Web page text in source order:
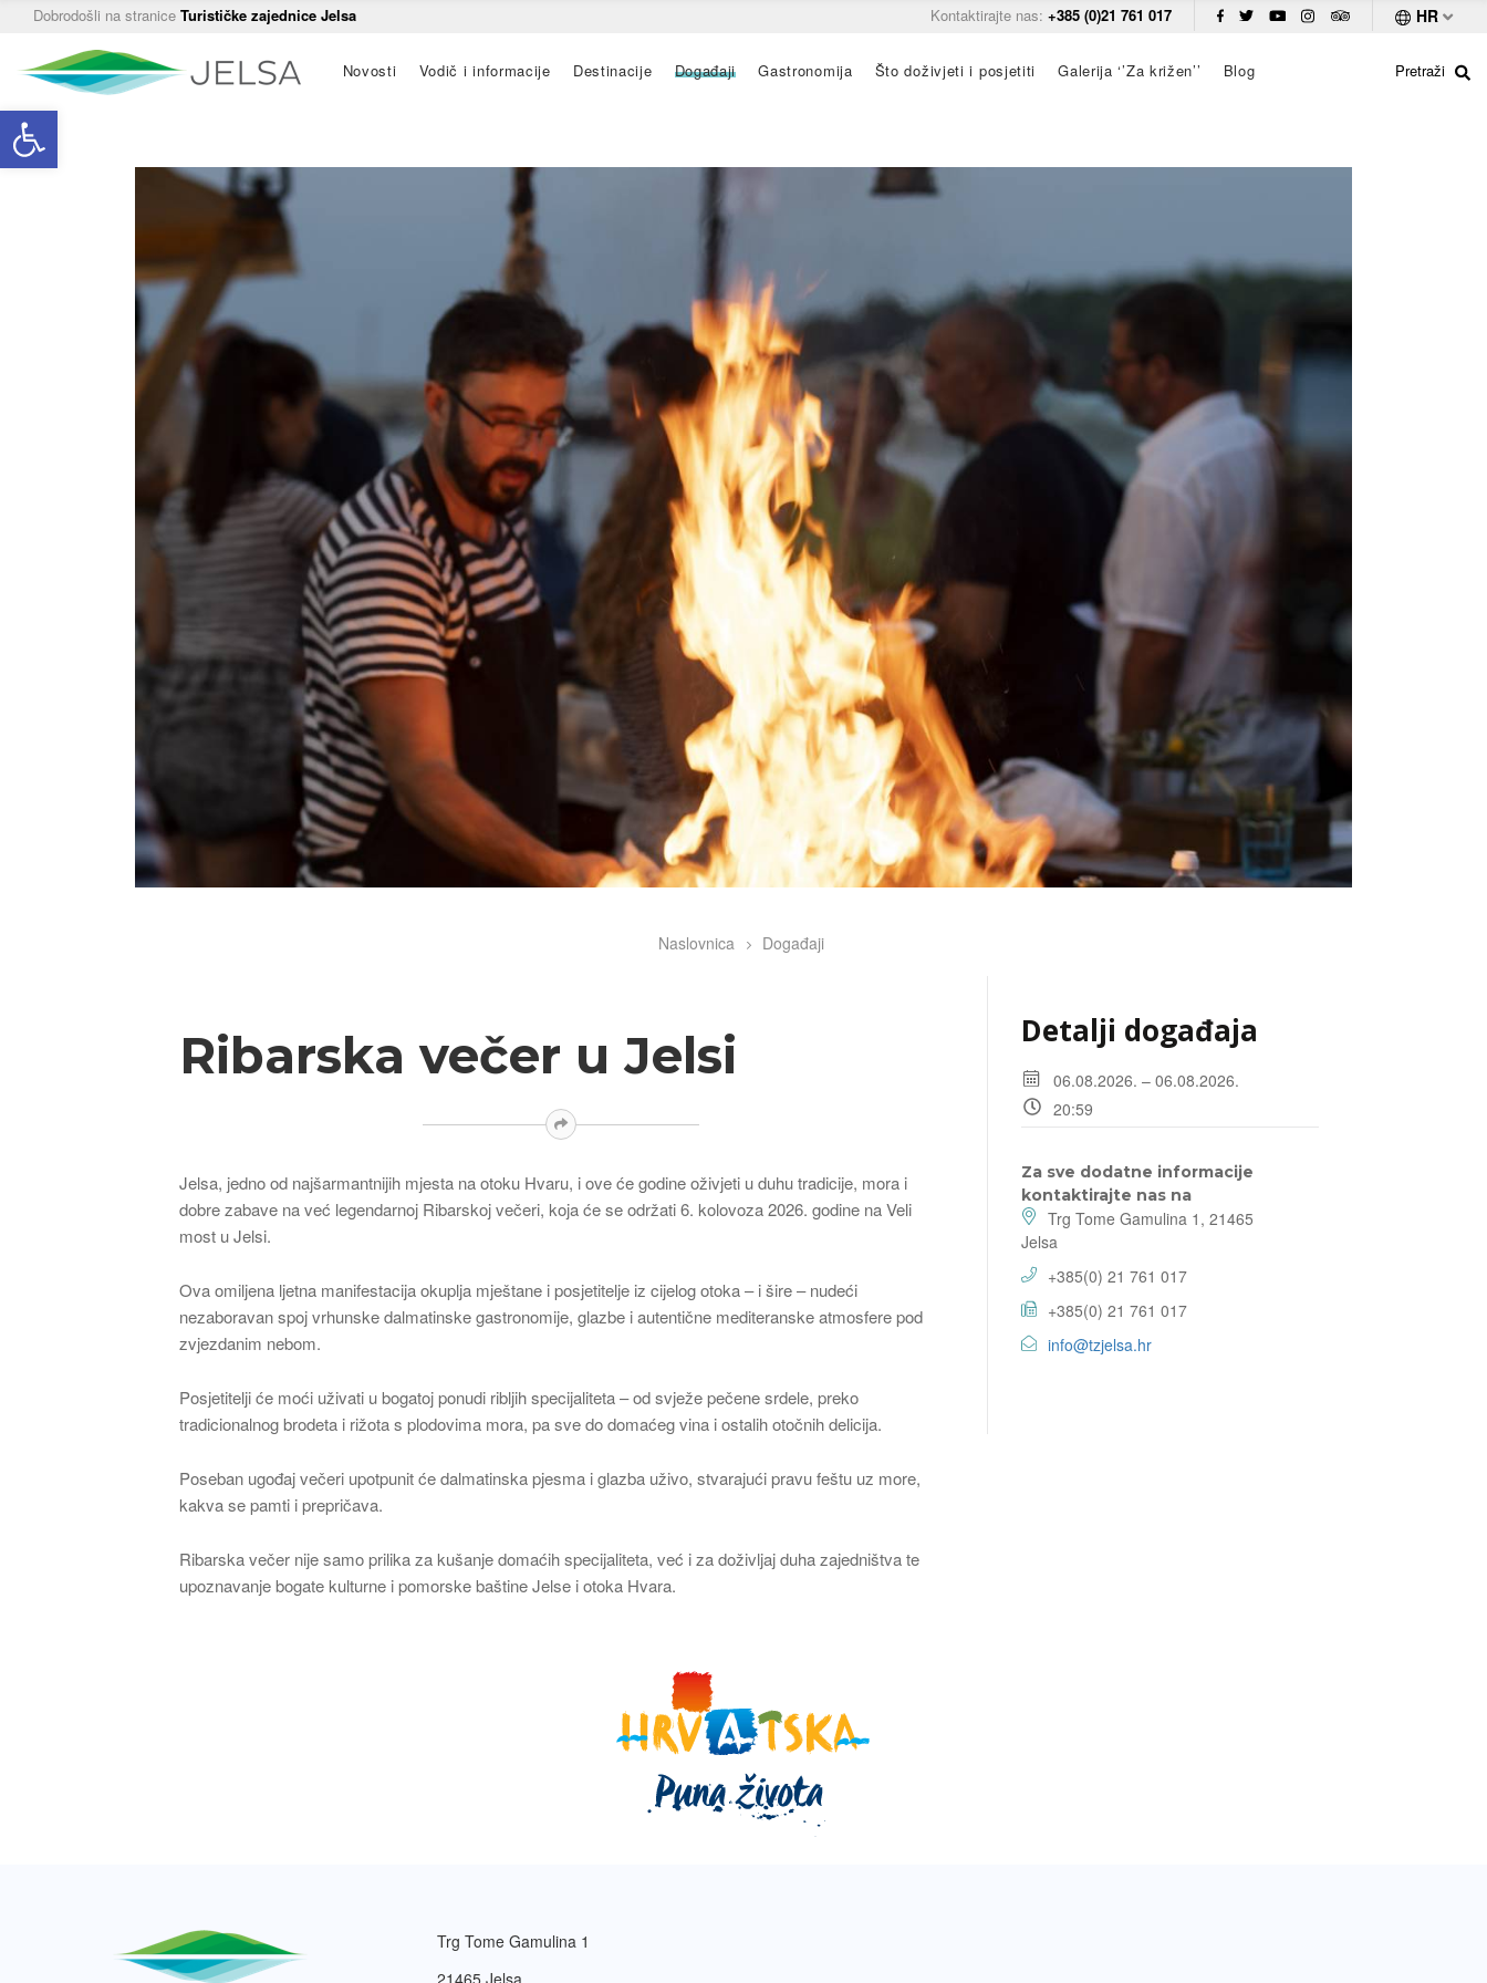
Open toolbar
Dobrodošli na stranice Turističke zajednice Jelsa HR
Kontaktirajte nas: +385 (0)21 761 017
Pretraži
Main
Novosti Vodič i informacije Destinacije Događaji Gastronomija Što doživjeti i posjetiti Galerija ‘’Za križen’’ Blog
Naslovnica Događaji
Ribarska večer u Jelsi
Jelsa, jedno od najšarmantnijih mjesta na otoku Hvaru, i ove će godine oživjeti u duhu tradicije, mora i
dobre zabave na već legendarnoj Ribarskoj večeri, koja će se održati 6. kolovoza 2026. godine na Veli
most u Jelsi.
Ova omiljena ljetna manifestacija okuplja mještane i posjetitelje iz cijelog otoka – i šire – nudeći
nezaboravan spoj vrhunske dalmatinske gastronomije, glazbe i autentične mediteranske atmosfere pod
zvjezdanim nebom.
Posjetitelji će moći uživati u bogatoj ponudi ribljih specijaliteta – od svježe pečene srdele, preko
tradicionalnog brodeta i rižota s plodovima mora, pa sve do domaćeg vina i ostalih otočnih delicija.
Poseban ugođaj večeri upotpunit će dalmatinska pjesma i glazba uživo, stvarajući pravu feštu uz more,
kakva se pamti i prepričava.
Ribarska večer nije samo prilika za kušanje domaćih specijaliteta, već i za doživljaj duha zajedništva te
upoznavanje bogate kulturne i pomorske baštine Jelse i otoka Hvara.
Detalji događaja
06.08.2026. – 06.08.2026.
20:59
Za sve dodatne informacije
kontaktirajte nas na
Trg Tome Gamulina 1, 21465
Jelsa
+385(0) 21 761 017
+385(0) 21 761 017
info@tzjelsa.hr
Trg Tome Gamulina 1
21465 Jelsa